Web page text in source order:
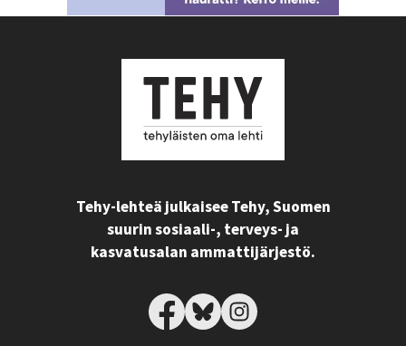
Tehy-lehteä julkaisee Tehy, Suomen
suurin sosiaali-, terveys- ja
kasvatusalan ammattijärjestö.